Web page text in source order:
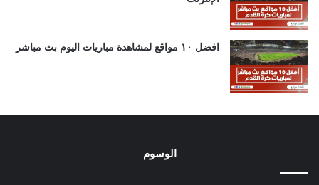
افضل ١٠ مواقع لمشاهدة مباريات اليوم بث مباشر
الوسوم